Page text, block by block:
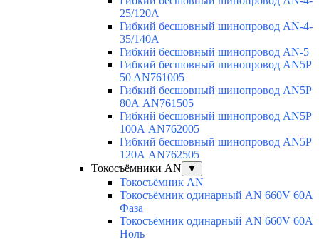
25/120A
Гибкий бесшовный шинопровод AN-4-
35/140A
Гибкий бесшовный шинопровод AN-5
Гибкий бесшовный шинопровод AN5P
50 AN761005
Гибкий бесшовный шинопровод AN5P
80А AN761505
Гибкий бесшовный шинопровод AN5P
100А AN762005
Гибкий бесшовный шинопровод AN5P
120А AN762505
Токосъёмники AN
▼
Токосъёмник AN
Токосъёмник одинарный AN 660V 60A
Фаза
Токосъёмник одинарный AN 660V 60A
Ноль